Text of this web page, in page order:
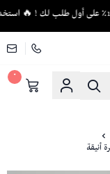
٠
أنيقة